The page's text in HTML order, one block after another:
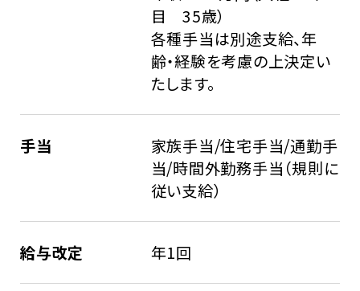
目 35歳）
各種手当は別途支給、年
齢・経験を考慮の上決定い
たします。
手当
家族手当/住宅手当/通勤手
当/時間外勤務手当（規則に
従い支給）
給与改定 年1回